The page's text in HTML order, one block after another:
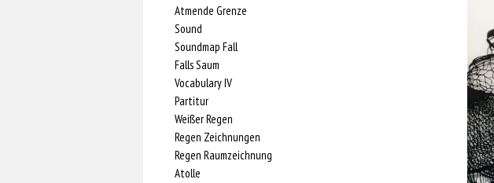
Atmende Grenze
Sound
Soundmap Fall
Falls Saum
Vocabulary IV
Partitur
Weißer Regen
Regen Zeichnungen
Regen Raumzeichnung
Atolle